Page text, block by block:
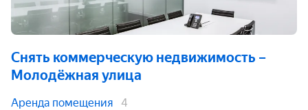
Снять коммерческую недвижимость –
Молодёжная улица
Аренда помещения 4